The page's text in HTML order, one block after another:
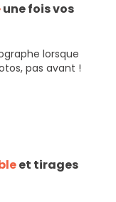
une fois vos
lorsque
pas avant !
et tirages